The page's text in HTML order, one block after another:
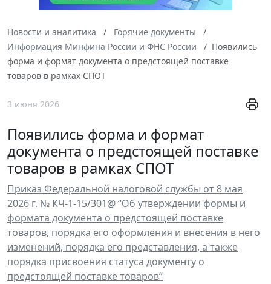
Новости и аналитика
Горячие документы
Информация Минфина России и ФНС России
Появились
форма и формат документа о предстоящей поставке
товаров в рамках СПОТ
3 июня 2026
Появились форма и формат
документа о предстоящей поставке
товаров в рамках СПОТ
Приказ Федеральной налоговой службы от 8 мая
2026 г. № КЧ-1-15/301@ “Об утверждении формы и
формата документа о предстоящей поставке
товаров, порядка его оформления и внесения в него
изменений, порядка его представления, а также
порядка присвоения статуса документу о
предстоящей поставке товаров”